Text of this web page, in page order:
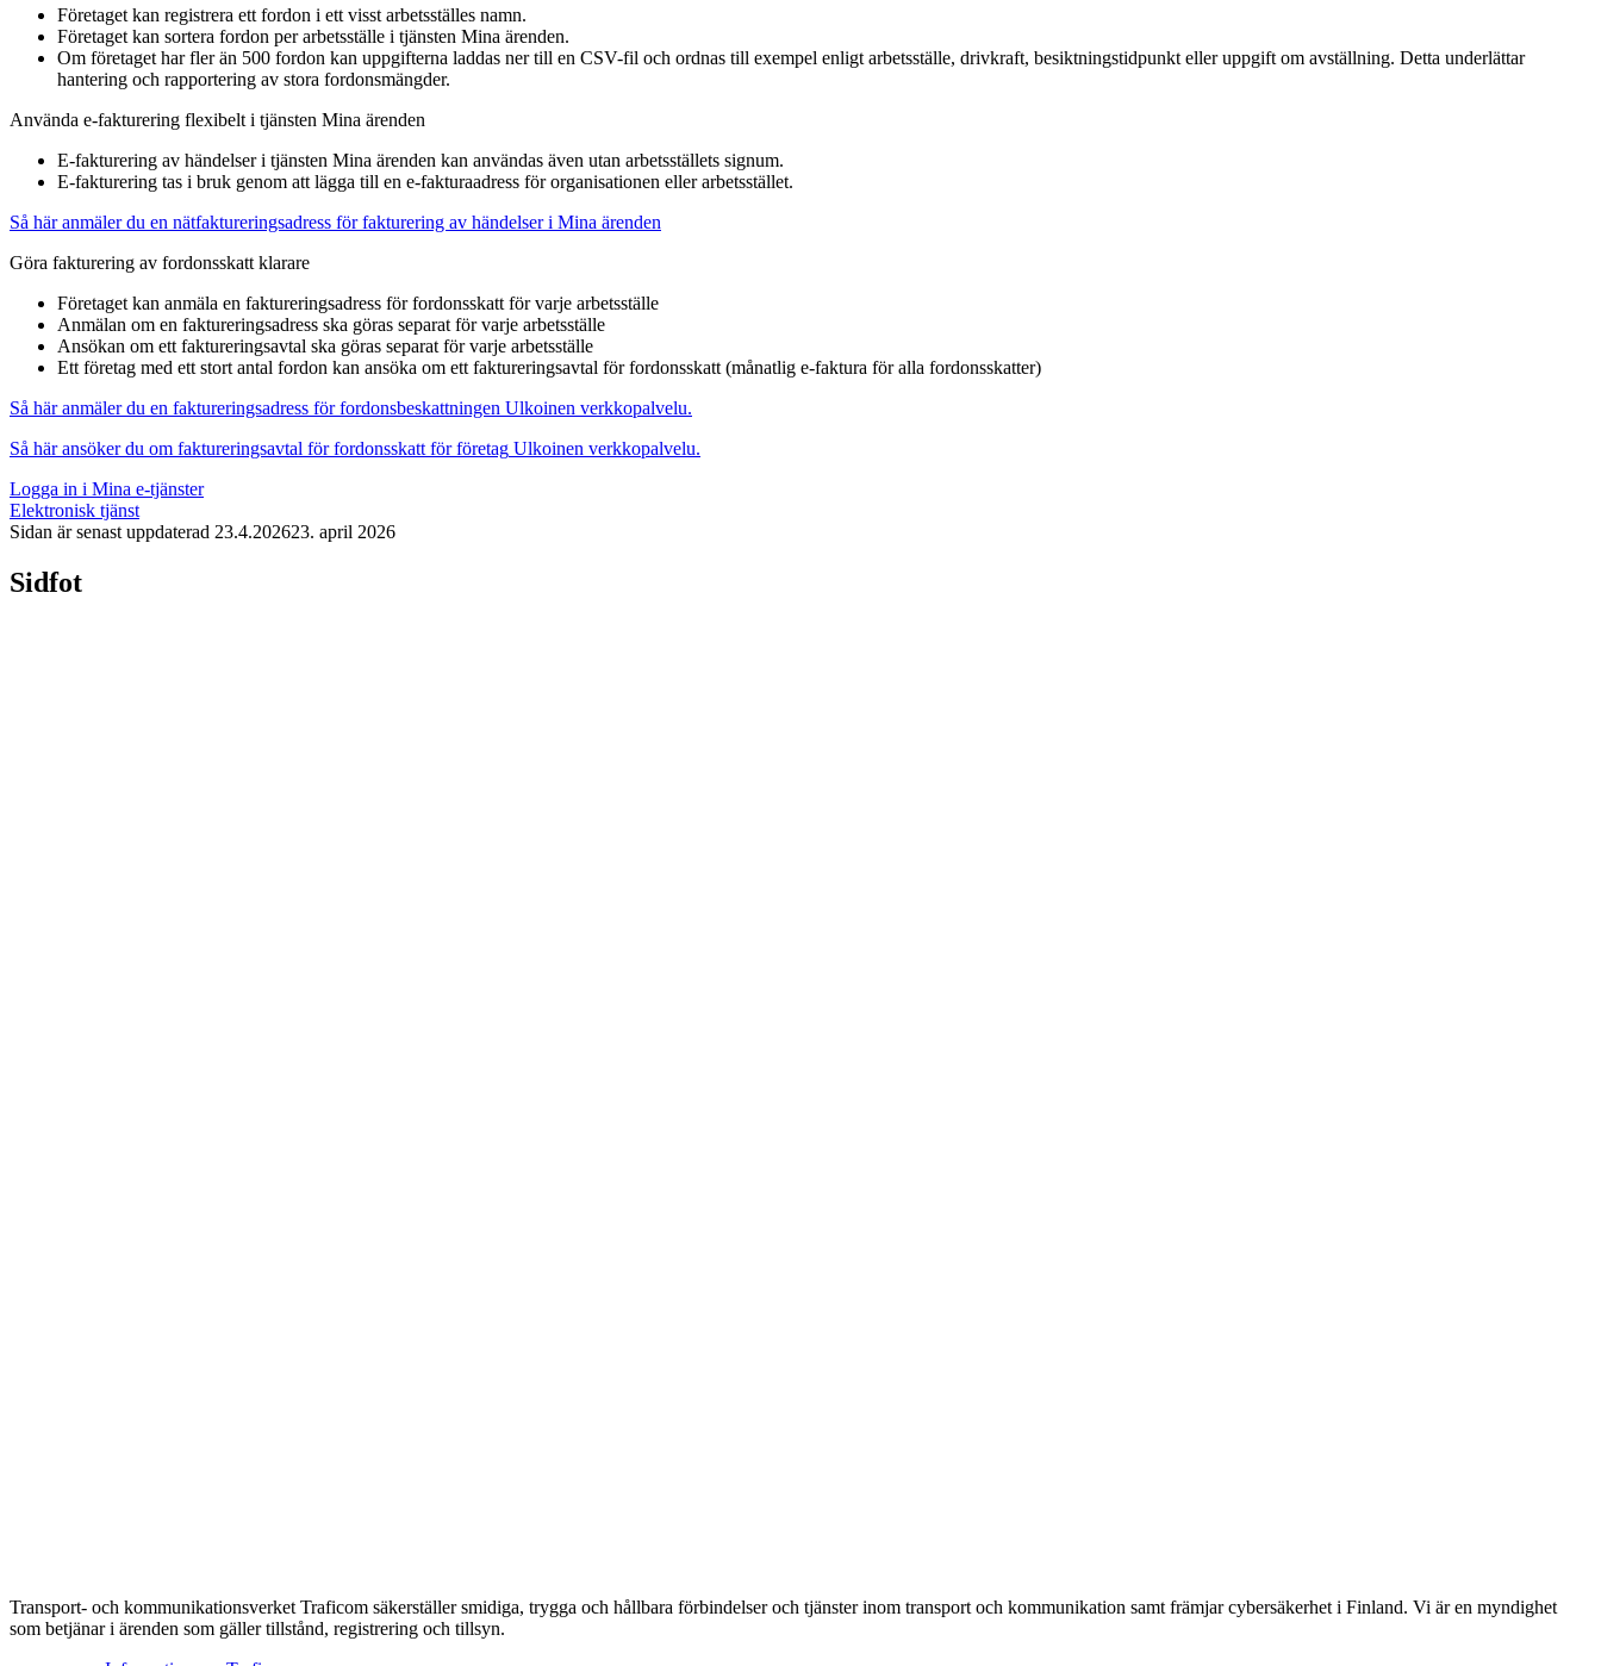
Företaget kan registrera ett fordon i ett visst arbetsställes namn.
Företaget kan sortera fordon per arbetsställe i tjänsten Mina ärenden.
Om företaget har fler än 500 fordon kan uppgifterna laddas ner till en CSV-fil och ordnas till exempel enligt arbetsställe, drivkraft, besiktningstidpunkt eller uppgift om avställning. Detta underlättar
hantering och rapportering av stora fordonsmängder.
Använda e-fakturering flexibelt i tjänsten Mina ärenden
E-fakturering av händelser i tjänsten Mina ärenden kan användas även utan arbetsställets signum.
E-fakturering tas i bruk genom att lägga till en e-fakturaadress för organisationen eller arbetsstället.
Så här anmäler du en nätfaktureringsadress för fakturering av händelser i Mina ärenden
Göra fakturering av fordonsskatt klarare
Företaget kan anmäla en faktureringsadress för fordonsskatt för varje arbetsställe
Anmälan om en faktureringsadress ska göras separat för varje arbetsställe
Ansökan om ett faktureringsavtal ska göras separat för varje arbetsställe
Ett företag med ett stort antal fordon kan ansöka om ett faktureringsavtal för fordonsskatt (månatlig e-faktura för alla fordonsskatter)
Så här anmäler du en faktureringsadress för fordonsbeskattningen Ulkoinen verkkopalvelu.
Så här ansöker du om faktureringsavtal för fordonsskatt för företag Ulkoinen verkkopalvelu.
Logga in i Mina e-tjänster
Elektronisk tjänst
Sidan är senast uppdaterad 23.4.202623. april 2026
Sidfot
Transport- och kommunikationsverket Traficom säkerställer smidiga, trygga och hållbara förbindelser och tjänster inom transport och kommunikation samt främjar cybersäkerhet i Finland. Vi är en myndighet
som betjänar i ärenden som gäller tillstånd, registrering och tillsyn.